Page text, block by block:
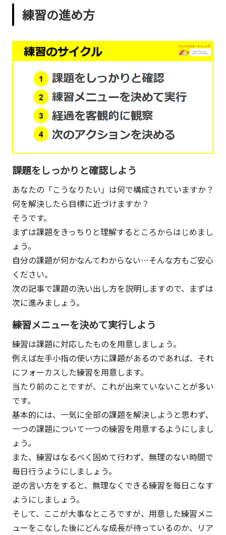
練習の進め方
課題をしっかりと確認しよう
あなたの「こうなりたい」は何で構成されていますか？
何を解決したら目標に近づけますか？
そうです。
まずは課題をきっちりと理解するところからはじめまし
ょう。
自分の課題が何かなんてわからない…そんな方もご安心
ください。
次の記事で課題の洗い出し方を説明しますので、まずは
次に進みましょう。
練習メニューを決めて実行しよう
練習は課題に対応したものを用意しましょう。
例えば左手小指の使い方に課題があるのであれば、それ
にフォーカスした練習を用意します。
当たり前のことですが、これが出来ていないことが多い
です。
基本的には、一気に全部の課題を解決しようと思わず、
一つの課題について一つの練習を用意するようにしまし
ょう。
また、練習はなるべく固めて行わず、無理のない時間で
毎日行うようにしましょう。
逆の言い方をすると、無理なくできる練習を毎日こなす
ようにしましょう。
そして、ここが大事なところですが、用意した練習メニ
ューをこなした後にどんな成長が待っているのか、リア